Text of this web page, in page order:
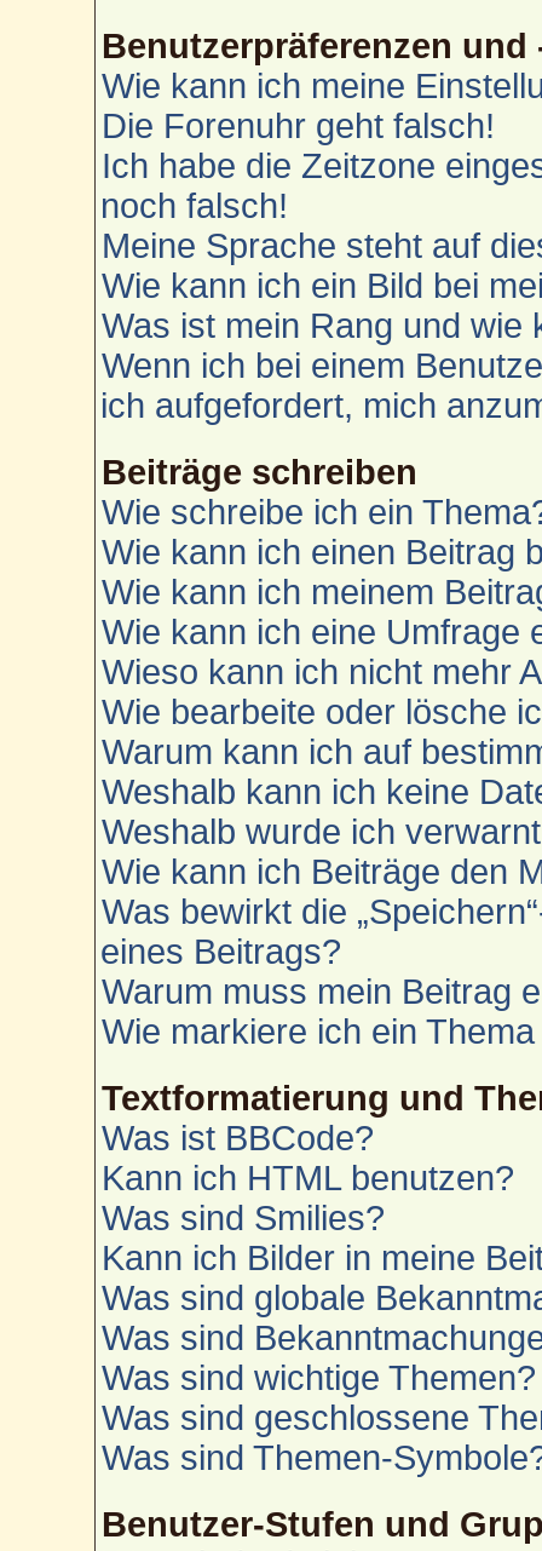
Benutzerpräferenzen
Wie kann ich meine
Die Forenuhr geht falsch!
Ich habe die Zeitzone
noch falsch!
Meine Sprache steht auf
Wie kann ich ein Bild bei
Was ist mein Rang und wie
Wenn ich bei einem
ich aufgefordert, mich
Beiträge schreiben
Wie schreibe ich ein
Wie kann ich einen Beitrag
Wie kann ich meinem
Wie kann ich eine Umfrage
Wieso kann ich nicht mehr
Wie bearbeite oder lösche
Warum kann ich auf
Weshalb kann ich keine
Weshalb wurde ich
Wie kann ich Beiträge den
Was bewirkt die
eines Beitrags?
Warum muss mein Beitrag
Wie markiere ich ein
Textformatierung und
Was ist BBCode?
Kann ich HTML benutzen?
Was sind Smilies?
Kann ich Bilder in meine
Was sind globale
Was sind
Was sind wichtige Themen?
Was sind geschlossene
Was sind Themen-
Benutzer-Stufen und